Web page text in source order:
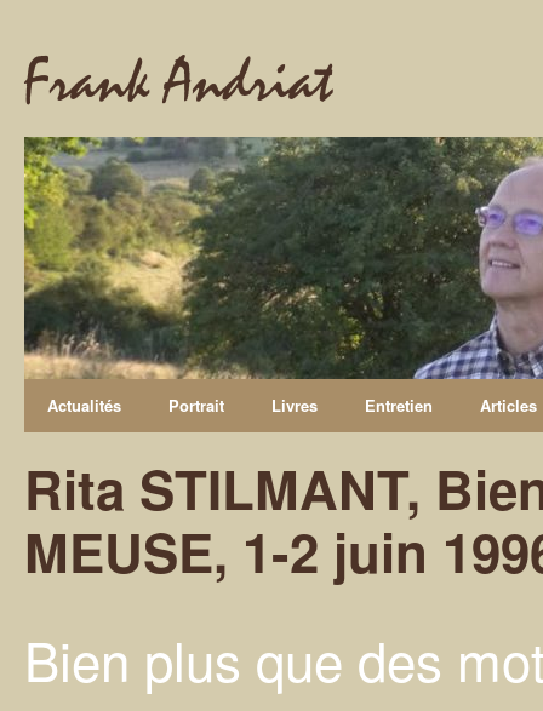
Frank Andriat
Actualités Portrait Livres Entretien Articles
Rita STILMANT,
MEUSE, 1-2 juin
Bien plus que des